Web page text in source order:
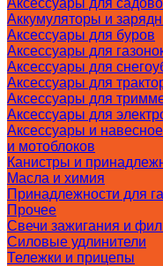
Аксессуары для
Аккумуляторы и
Аксессуары для буров
Аксессуары для
Аксессуары для
Аксессуары для
Аксессуары для
Аксессуары для
Аксессуары и
и мотоблоков
Канистры и
Масла и химия
Принадлежности для
Прочее
Свечи зажигания и
Силовые удлинители
Тележки и прицепы